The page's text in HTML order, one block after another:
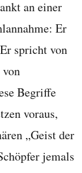
an einer
Er
spricht von
Begriffe
voraus,
„Geist der
jemals